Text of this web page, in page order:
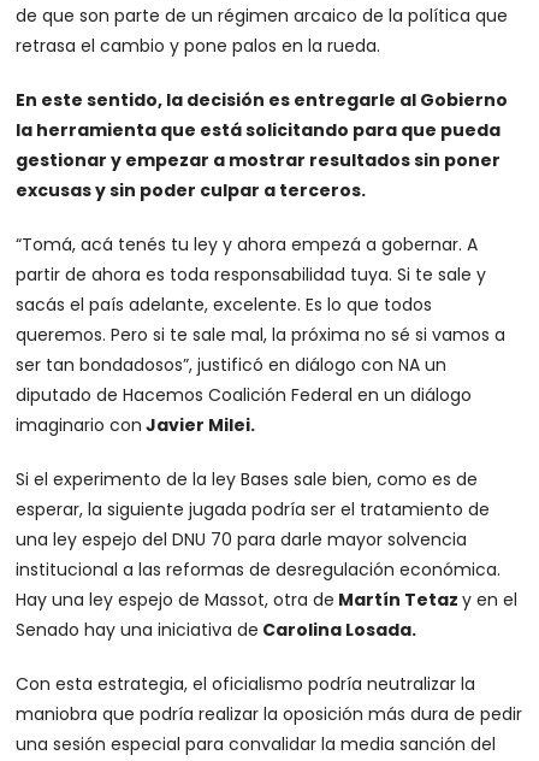
de que son parte de un régimen arcaico de la política que
retrasa el cambio y pone palos en la rueda.
En este sentido, la decisión es entregarle al Gobierno
la herramienta que está solicitando para que pueda
gestionar y empezar a mostrar resultados sin poner
excusas y sin poder culpar a terceros.
“Tomá, acá tenés tu ley y ahora empezá a gobernar. A
partir de ahora es toda responsabilidad tuya. Si te sale y
sacás el país adelante, excelente. Es lo que todos
queremos. Pero si te sale mal, la próxima no sé si vamos a
ser tan bondadosos”, justificó en diálogo con NA un
diputado de Hacemos Coalición Federal en un diálogo
imaginario con Javier Milei.
Si el experimento de la ley Bases sale bien, como es de
esperar, la siguiente jugada podría ser el tratamiento de
una ley espejo del DNU 70 para darle mayor solvencia
institucional a las reformas de desregulación económica.
Hay una ley espejo de Massot, otra de Martín Tetazy en el
Senado hay una iniciativa de Carolina Losada.
Con esta estrategia, el oficialismo podría neutralizar la
maniobra que podría realizar la oposición más dura de pedir
una sesión especial para convalidar la media sanción del